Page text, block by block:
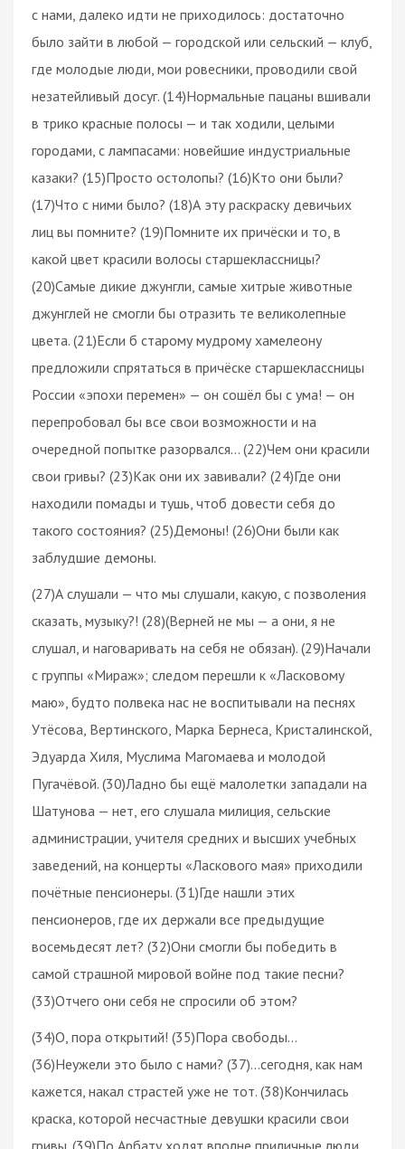
с нами, далеко идти не приходилось: достаточно
было зайти в любой — городской или сельский — клуб,
где молодые люди, мои ровесники, проводили свой
незатейливый досуг. (14)Нормальные пацаны вшивали
в трико красные полосы — и так ходили, целыми
городами, с лампасами: новейшие индустриальные
казаки? (15)Просто остолопы? (16)Кто они были?
(17)Что с ними было? (18)А эту раскраску девичьих
лиц вы помните? (19)Помните их причёски и то, в
какой цвет красили волосы старшеклассницы?
(20)Самые дикие джунгли, самые хитрые животные
джунглей не смогли бы отразить те великолепные
цвета. (21)Если б старому мудрому хамелеону
предложили спрятаться в причёске старшеклассницы
России «эпохи перемен» — он сошёл бы с ума! — он
перепробовал бы все свои возможности и на
очередной попытке разорвался… (22)Чем они красили
свои гривы? (23)Как они их завивали? (24)Где они
находили помады и тушь, чтоб довести себя до
такого состояния? (25)Демоны! (26)Они были как
заблудшие демоны.
(27)А слушали — что мы слушали, какую, с позволения
сказать, музыку?! (28)(Верней не мы — а они, я не
слушал, и наговаривать на себя не обязан). (29)Начали
с группы «Мираж»; следом перешли к «Ласковому
маю», будто полвека нас не воспитывали на песнях
Утёсова, Вертинского, Марка Бернеса, Кристалинской,
Эдуарда Хиля, Муслима Магомаева и молодой
Пугачёвой. (30)Ладно бы ещё малолетки западали на
Шатунова — нет, его слушала милиция, сельские
администрации, учителя средних и высших учебных
заведений, на концерты «Ласкового мая» приходили
почётные пенсионеры. (31)Где нашли этих
пенсионеров, где их держали все предыдущие
восемьдесят лет? (32)Они смогли бы победить в
самой страшной мировой войне под такие песни?
(33)Отчего они себя не спросили об этом?
(34)О, пора открытий! (35)Пора свободы…
(36)Неужели это было с нами? (37)…сегодня, как нам
кажется, накал страстей уже не тот. (38)Кончилась
краска, которой несчастные девушки красили свои
гривы. (39)По Арбату ходят вполне приличные люди…